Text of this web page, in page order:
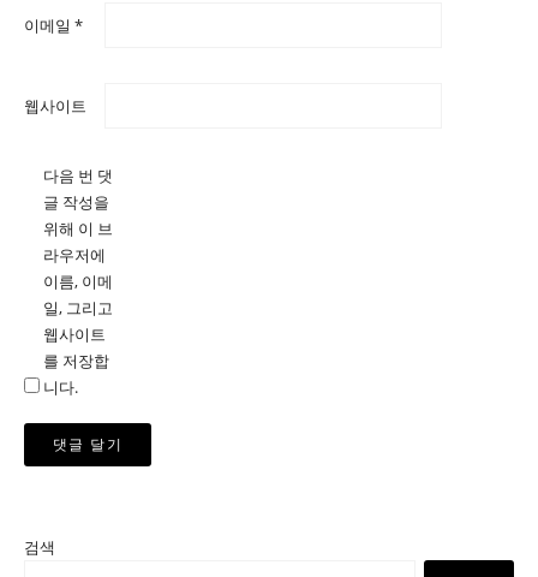
이메일 *
웹사이트
다음 번 댓
글 작성을
위해 이 브
라우저에
이름, 이메
일, 그리고
웹사이트
를 저장합
니다.
검색